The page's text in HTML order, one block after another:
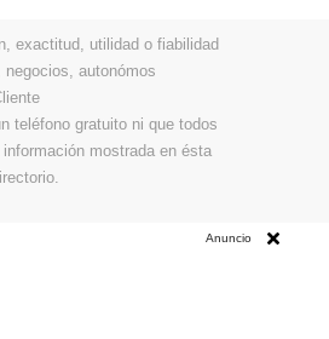
exactitud, utilidad o fiabilidad
autonómos
teléfono gratuito ni que todos
mostrada en ésta
Anuncio